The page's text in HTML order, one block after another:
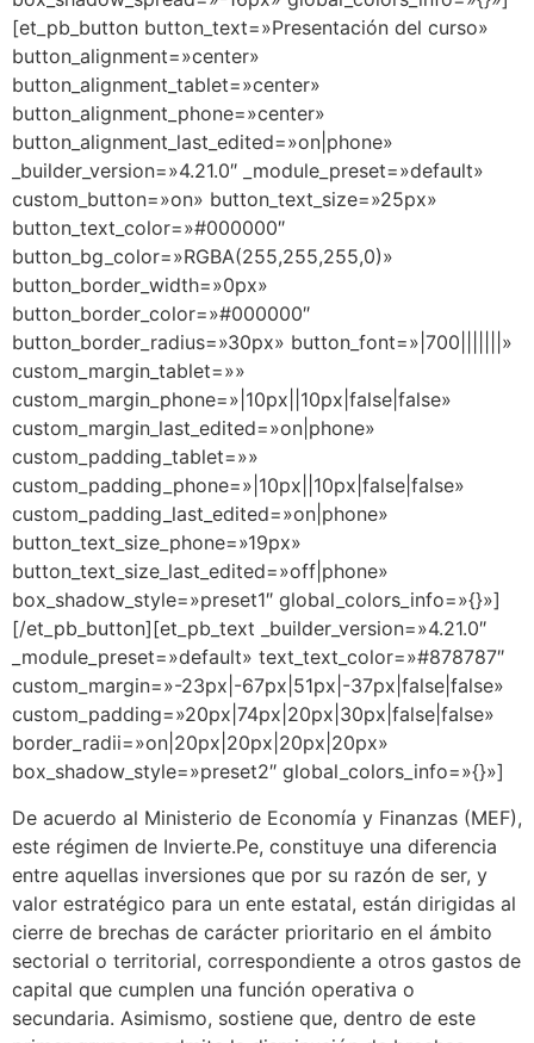
[et_pb_button button_text=»Presentación del curso»
button_alignment=»center»
button_alignment_tablet=»center»
button_alignment_phone=»center»
button_alignment_last_edited=»on|phone»
_builder_version=»4.21.0″ _module_preset=»default»
custom_button=»on» button_text_size=»25px»
button_text_color=»#000000″
button_bg_color=»RGBA(255,255,255,0)»
button_border_width=»0px»
button_border_color=»#000000″
button_border_radius=»30px» button_font=»|700|||||||»
custom_margin_tablet=»»
custom_margin_phone=»|10px||10px|false|false»
custom_margin_last_edited=»on|phone»
custom_padding_tablet=»»
custom_padding_phone=»|10px||10px|false|false»
custom_padding_last_edited=»on|phone»
button_text_size_phone=»19px»
button_text_size_last_edited=»off|phone»
box_shadow_style=»preset1″ global_colors_info=»{}»]
[/et_pb_button][et_pb_text _builder_version=»4.21.0″
_module_preset=»default» text_text_color=»#878787″
custom_margin=»-23px|-67px|51px|-37px|false|false»
custom_padding=»20px|74px|20px|30px|false|false»
border_radii=»on|20px|20px|20px|20px»
box_shadow_style=»preset2″ global_colors_info=»{}»]
De acuerdo al Ministerio de Economía y Finanzas (MEF),
este régimen de Invierte.Pe, constituye una diferencia
entre aquellas inversiones que por su razón de ser, y
valor estratégico para un ente estatal, están dirigidas al
cierre de brechas de carácter prioritario en el ámbito
sectorial o territorial, correspondiente a otros gastos de
capital que cumplen una función operativa o
secundaria. Asimismo, sostiene que, dentro de este